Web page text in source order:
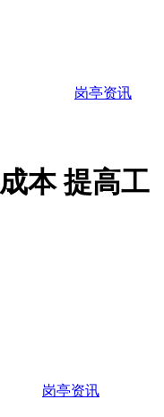
岗亭资讯
本 提高工
岗亭资讯